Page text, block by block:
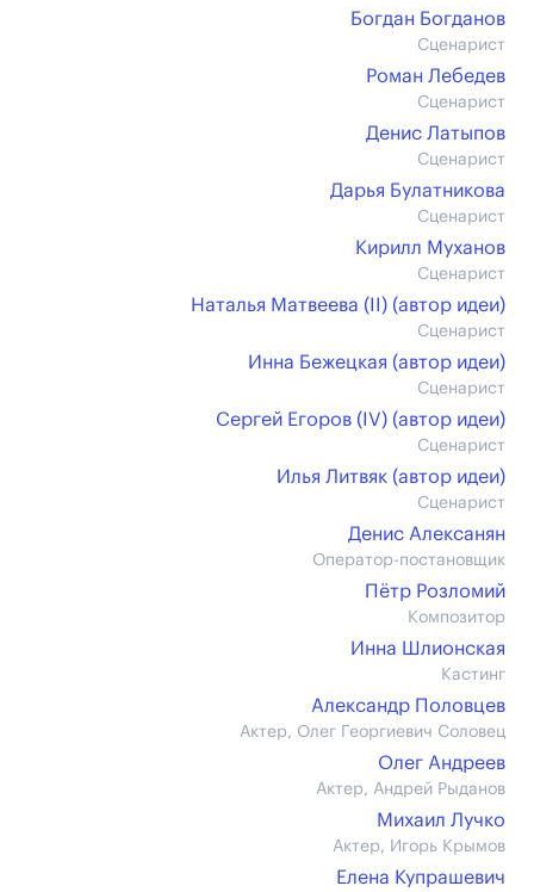
Богдан Богданов
Сценарист
Роман Лебедев
Сценарист
Денис Латыпов
Сценарист
Дарья Булатникова
Сценарист
Кирилл Муханов
Сценарист
Наталья Матвеева (II) (автор идеи)
Сценарист
Инна Бежецкая (автор идеи)
Сценарист
Сергей Егоров (IV) (автор идеи)
Сценарист
Илья Литвяк (автор идеи)
Сценарист
Денис Алексанян
Оператор-постановщик
Пётр Розломий
Композитор
Инна Шлионская
Кастинг
Александр Половцев
Актер, Олег Георгиевич Соловец
Олег Андреев
Актер, Андрей Рыданов
Михаил Лучко
Актер, Игорь Крымов
Елена Купрашевич